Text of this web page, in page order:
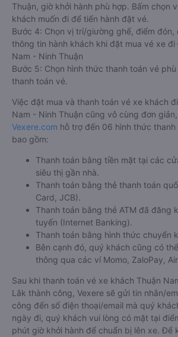
Thuận, giờ khởi hành phù hợp. Bấm chọn
khách muốn đi để tiến hành đặt vé.
Bước 4: Chọn vị trí/giường ghế, điểm đón,
thông tin hành khách khi đặt mua vé xe
Nam - Ninh Thuận
Bước 5: Chọn hình thức thanh toán vé
thanh toán vé.
Việc đặt mua và thanh toán vé xe khách
Nam - Ninh Thuận cũng vô cùng đơn
Vexere.com hỗ trợ đến 06 hình thức thanh
bao gồm:
Thanh toán bằng tiền mặt tại các
siêu thị gần nhà.
Thanh toán bằng thẻ thanh toán
Card, JCB).
Thanh toán bằng thẻ ATM đã đăng
tuyến (Internet Banking).
Thanh toán bằng hình thức chuyển
Bên cạnh đó, quý khách cũng có
thông qua các ví Momo, ZaloPay,
Sau khi thanh toán vé xe khách Thuận
Lắk thành công, Vexere sẽ gửi tin nhắn/
công đến số điện thoại/email mà quý
ngày đi, quý khách vui lòng có mặt tại
phút giờ khởi hành để chuẩn bị lên xe. Để